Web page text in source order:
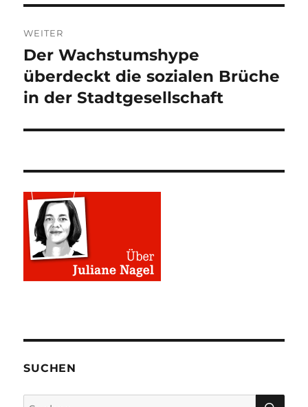
WEITER
Nächster
Beitrag:
Der Wachstumshype
überdeckt die sozialen Brüche
in der Stadtgesellschaft
SUCHEN
Suchen